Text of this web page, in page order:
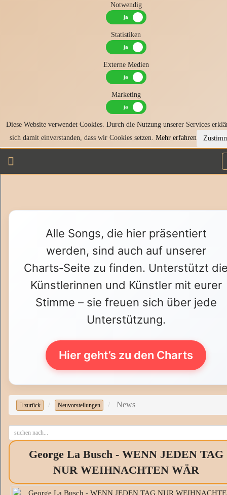
Notwendig
Statistiken
Externe Medien
Marketing
Diese Website verwendet Cookies. Durch die Nutzung unserer Services
sich damit einverstanden, dass wir Cookies setzen. Mehr erfahren
Alle Songs, die hier präsentiert
werden, sind auch auf unserer
Charts‑Seite zu finden. Unterstützt
Künstlerinnen und Künstler mit eurer
Stimme – sie freuen sich über jede
Unterstützung.
Hier geht’s zu den Charts
zurück Neuvorstellungen News
George La Busch - WENN JEDEN TAG
NUR WEIHNACHTEN WÄR